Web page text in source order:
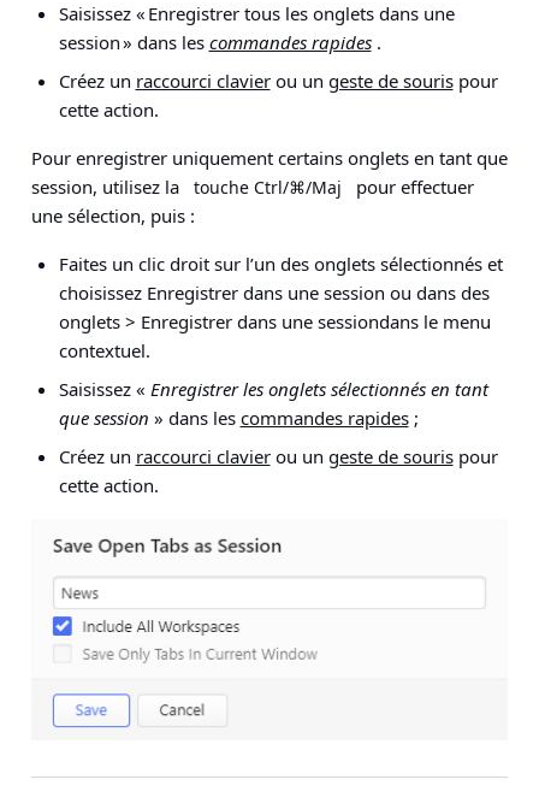
Saisissez « Enregistrer tous les onglets dans une
session » dans les commandes rapides .
Créez un raccourci clavierou un geste de sourispour
cette action.
Pour enregistrer uniquement certains onglets en tant que
session, utilisez la
touche Ctrl/⌘/Maj
pour effectuer
une sélection, puis :
Faites un clic droit sur l’un des onglets sélectionnés et
choisissez Enregistrer dans une session ou dans des
onglets > Enregistrer dans une sessiondans le menu
contextuel.
Saisissez « Enregistrer les onglets sélectionnés en tant
que session » dans les commandes rapides;
Créez un raccourci clavierou un geste de sourispour
cette action.